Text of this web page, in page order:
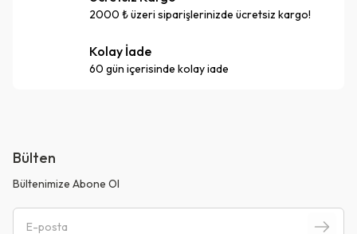
2000 ₺ üzeri siparişlerinizde ücretsiz kargo!
Kolay İade
60 gün içerisinde kolay iade
Bülten
Bültenimize Abone Ol